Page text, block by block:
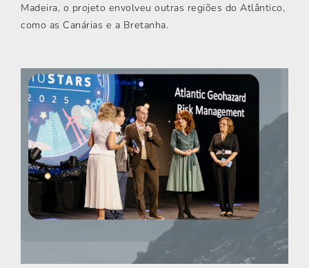
Madeira, o projeto envolveu outras regiões do Atlântico,
como as Canárias e a Bretanha.